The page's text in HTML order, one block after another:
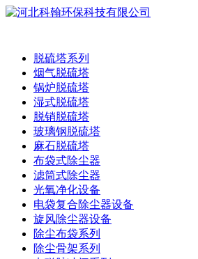
脱硫塔系列
烟气脱硫塔
锅炉脱硫塔
湿式脱硫塔
脱销脱硫塔
玻璃钢脱硫塔
麻石脱硫塔
布袋式除尘器
滤筒式除尘器
光氧净化设备
电袋复合除尘器设备
旋风除尘器设备
除尘布袋系列
除尘骨架系列